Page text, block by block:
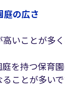
庭の広さ
いことが多
を持つ保育
ことが多いで